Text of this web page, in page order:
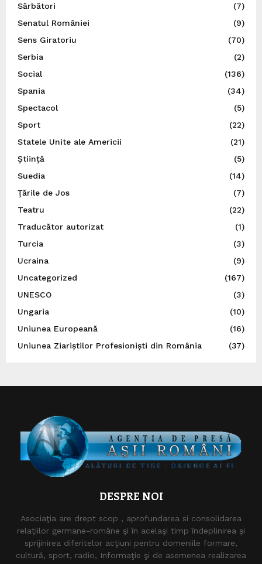
Sărbători
(7)
Senatul României
(9)
Sens Giratoriu
(70)
Serbia
(2)
Social
(136)
Spania
(34)
Spectacol
(5)
Sport
(22)
Statele Unite ale Americii
(21)
Știință
(5)
Suedia
(14)
Ţările de Jos
(7)
Teatru
(22)
Traducător autorizat
(1)
Turcia
(3)
Ucraina
(9)
Uncategorized
(167)
UNESCO
(3)
Ungaria
(10)
Uniunea Europeană
(16)
Uniunea Ziariștilor Profesioniști din România
(37)
DESPRE NOI
Asociaţia are drept scop , aprofundarea si consolidarea
relaţiilor germane-române şi în acelaşi timp îndeplinirea şi
sprijinirea diferitelor acţiuni pentru domeniile formare,
cultură, sport, radio, Informaţie şi de asemenea realizarea